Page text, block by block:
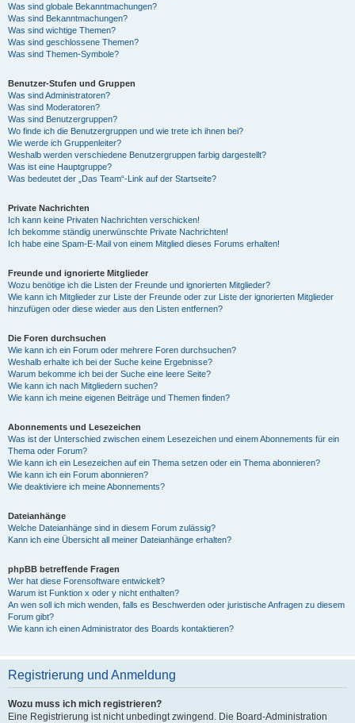
Was sind globale Bekanntmachungen?
Was sind Bekanntmachungen?
Was sind wichtige Themen?
Was sind geschlossene Themen?
Was sind Themen-Symbole?
Benutzer-Stufen und Gruppen
Was sind Administratoren?
Was sind Moderatoren?
Was sind Benutzergruppen?
Wo finde ich die Benutzergruppen und wie trete ich ihnen bei?
Wie werde ich Gruppenleiter?
Weshalb werden verschiedene Benutzergruppen farbig dargestellt?
Was ist eine Hauptgruppe?
Was bedeutet der „Das Team“-Link auf der Startseite?
Private Nachrichten
Ich kann keine Privaten Nachrichten verschicken!
Ich bekomme ständig unerwünschte Private Nachrichten!
Ich habe eine Spam-E-Mail von einem Mitglied dieses Forums erhalten!
Freunde und ignorierte Mitglieder
Wozu benötige ich die Listen der Freunde und ignorierten Mitglieder?
Wie kann ich Mitglieder zur Liste der Freunde oder zur Liste der ignorierten Mitglieder
hinzufügen oder diese wieder aus den Listen entfernen?
Die Foren durchsuchen
Wie kann ich ein Forum oder mehrere Foren durchsuchen?
Weshalb erhalte ich bei der Suche keine Ergebnisse?
Warum bekomme ich bei der Suche eine leere Seite?
Wie kann ich nach Mitgliedern suchen?
Wie kann ich meine eigenen Beiträge und Themen finden?
Abonnements und Lesezeichen
Was ist der Unterschied zwischen einem Lesezeichen und einem Abonnements für ein
Thema oder Forum?
Wie kann ich ein Lesezeichen auf ein Thema setzen oder ein Thema abonnieren?
Wie kann ich ein Forum abonnieren?
Wie deaktiviere ich meine Abonnements?
Dateianhänge
Welche Dateianhänge sind in diesem Forum zulässig?
Kann ich eine Übersicht all meiner Dateianhänge erhalten?
phpBB betreffende Fragen
Wer hat diese Forensoftware entwickelt?
Warum ist Funktion x oder y nicht enthalten?
An wen soll ich mich wenden, falls es Beschwerden oder juristische Anfragen zu diesem
Forum gibt?
Wie kann ich einen Administrator des Boards kontaktieren?
Registrierung und Anmeldung
Wozu muss ich mich registrieren?
Eine Registrierung ist nicht unbedingt zwingend. Die Board-Administration